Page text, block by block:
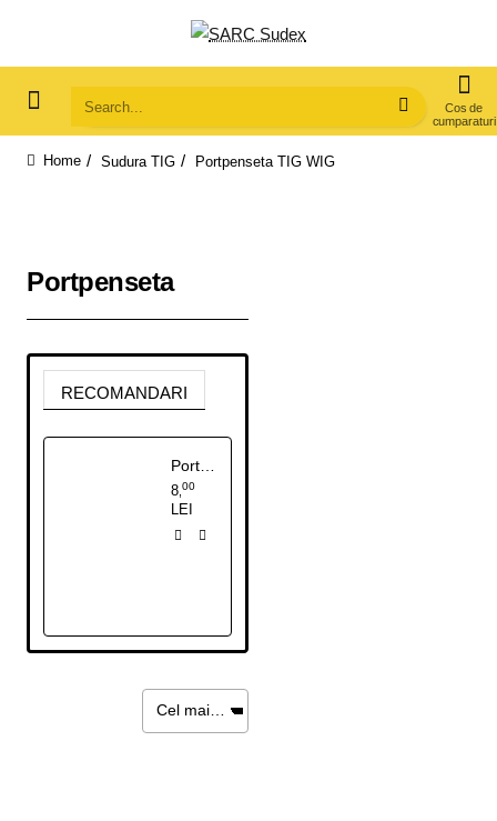
Search...
Sudura TIG Portpenseta TIG WIG
Portpenseta
RECOMANDARI
Portpenseta TIG WIG SR17/26
8 00
LEI